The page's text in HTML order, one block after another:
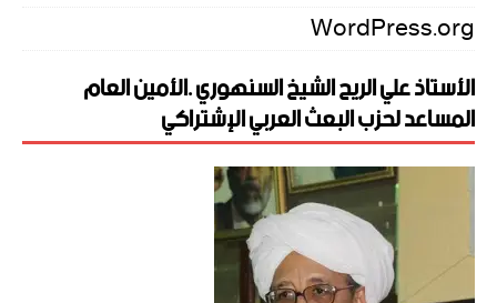
WordPress.org
الأستاذ علي الريح الشيخ السنهوري .الأمين العام
المساعد لحزب البعث العربي الإشتراكي